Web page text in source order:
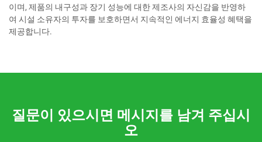
이며, 제품의 내구성과 장기 성능에 대한 제조사의 자신감을 반영하
여 시설 소유자의 투자를 보호하면서 지속적인 에너지 효율성 혜택을
제공합니다.
질문이 있으시면 메시지를 남겨 주십시
오